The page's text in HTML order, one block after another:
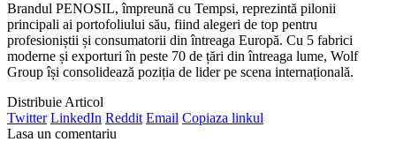
Brandul PENOSIL, împreună cu Tempsi, reprezintă pilonii
principali ai portofoliului său, fiind alegeri de top pentru
profesioniștii și consumatorii din întreaga Europă. Cu 5 fabrici
moderne și exporturi în peste 70 de țări din întreaga lume, Wolf
Group își consolidează poziția de lider pe scena internațională.
Distribuie Articol
Twitter LinkedIn Reddit Email Copiaza linkul
Lasa un comentariu